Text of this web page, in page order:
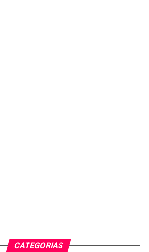
CATEGORIAS